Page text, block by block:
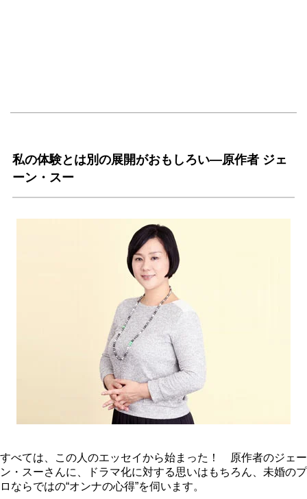
私の体験とは別の展開がおもしろい―原作者 ジェ
ーン・スー
すべては、この人のエッセイから始まった！ 原作者のジェー
ン・スーさんに、ドラマ化に対する思いはもちろん、未婚のプ
ロならではの“オンナの心得”を伺います。